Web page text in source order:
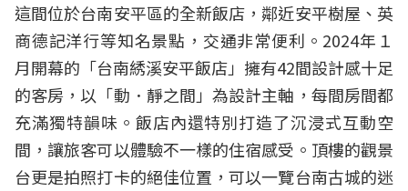
這間位於台南安平區的全新飯店，鄰近安平樹屋、英
商德記洋行等知名景點，交通非常便利。2024年１
月開幕的「台南綉溪安平飯店」擁有42間設計感十足
的客房，以「動．靜之間」為設計主軸，每間房間都
充滿獨特韻味。飯店內還特別打造了沉浸式互動空
間，讓旅客可以體驗不一樣的住宿感受。頂樓的觀景
台更是拍照打卡的絕佳位置，可以一覽台南古城的迷